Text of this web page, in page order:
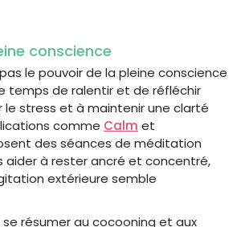
conscience
le pouvoir de la pleine conscience
temps de ralentir et de réfléchir
le stress et à maintenir une clarté
comme Calm et
des séances de méditation
aider à rester ancré et concentré,
extérieure semble
se résumer au cocooning et aux